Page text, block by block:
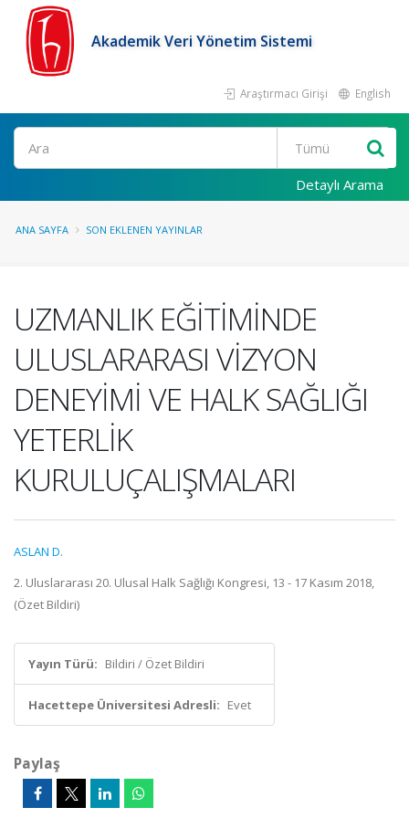
Akademik Veri Yönetim Sistemi
Araştırmacı Girişi English
Ara
Detaylı Arama
ANA SAYFA SON EKLENEN YAYINLAR
UZMANLIK EĞİTİMİNDE
ULUSLARARASI VİZYON
DENEYİMİ VE HALK SAĞLIĞI
YETERLİK
KURULUÇALIŞMALARI
ASLAN D.
2. Uluslararası 20. Ulusal Halk Sağlığı Kongresi, 13 - 17 Kasım 2018,
(Özet Bildiri)
Yayın Türü: Bildiri / Özet Bildiri
Hacettepe Üniversitesi Adresli: Evet
Paylaş